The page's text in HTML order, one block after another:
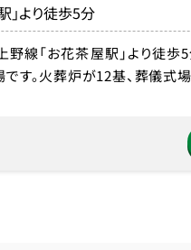
」より徒歩5分
野線「お花茶屋駅」より徒
す。火葬炉が12基、葬儀式